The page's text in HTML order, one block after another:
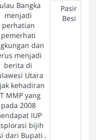
Bangka
menjadi
perhatian
pemerhati
dan
menjadi
berita di
Utara
kehadiran
MMP yang
pada 2008
IUP
bijih
dari Bupati .
Pasir
Besi